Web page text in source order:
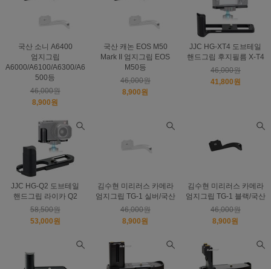
국산 소니 A6400
엄지그립
A6000/A6100/A6300/A6
500등
46,000원
8,900원
국산 캐논 EOS M50
Mark II 엄지그립 EOS
M50등
46,000원
8,900원
JJC HG-XT4 도브테일
핸드그립 후지필름 X-T4
46,000원
41,800원
JJC HG-Q2 도브테일
핸드그립 라이카 Q2
58,500원
53,000원
김수현 미리러스 카메라
엄지그립 TG-1 실버/국산
46,000원
8,900원
김수현 미리러스 카메라
엄지그립 TG-1 블랙/국산
46,000원
8,900원